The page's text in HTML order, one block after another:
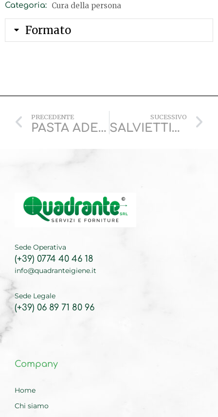
Categoria: Cura della persona
Formato
PRECEDENTE
PASTA ADESIVA
SUCESSIVO
SALVIETTINE IGIENIZZANTI
Sede Operativa
(+39) 0774 40 46 18
info@quadranteigiene.it
Sede Legale
(+39) 06 89 71 80 96
Company
Home
Chi siamo